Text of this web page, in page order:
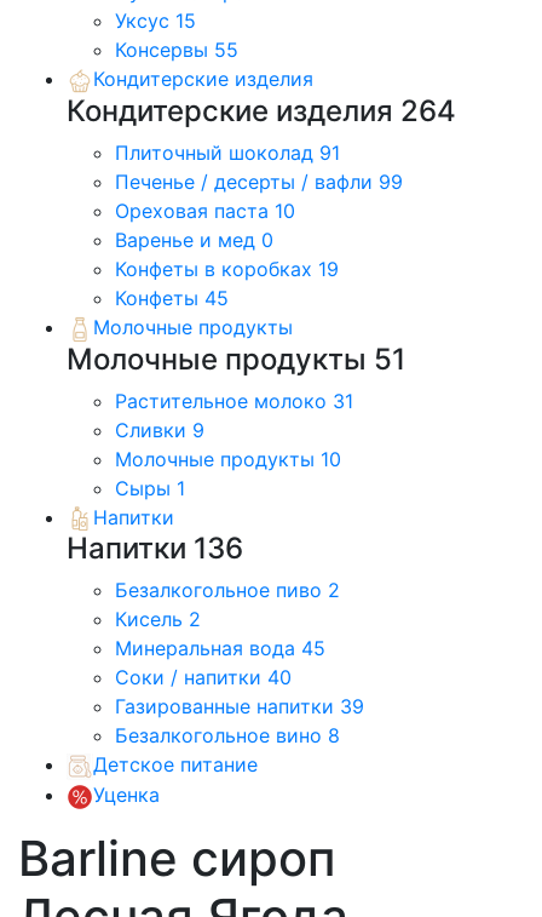
Уксус 15
Консервы 55
Кондитерские изделия
Кондитерские изделия 264
Плиточный шоколад 91
Печенье / десерты / вафли 99
Ореховая паста 10
Варенье и мед 0
Конфеты в коробках 19
Конфеты 45
Молочные продукты
Молочные продукты 51
Растительное молоко 31
Сливки 9
Молочные продукты 10
Сыры 1
Напитки
Напитки 136
Безалкогольное пиво 2
Кисель 2
Минеральная вода 45
Соки / напитки 40
Газированные напитки 39
Безалкогольное вино 8
Детское питание
Уценка
Barline сироп